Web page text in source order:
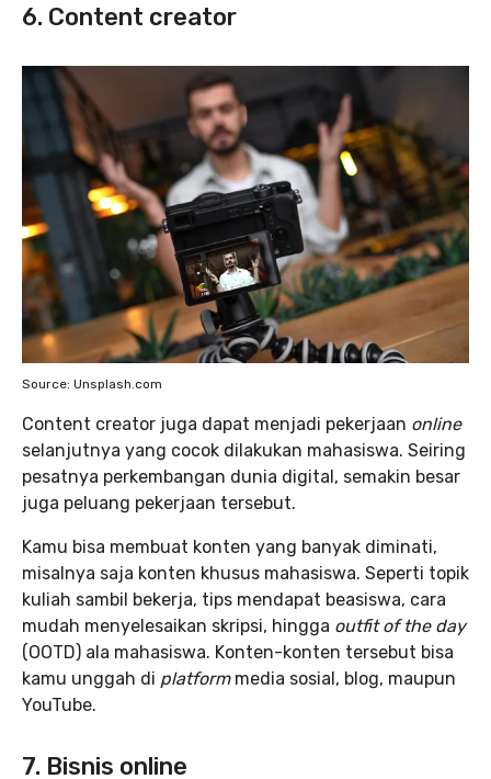
6. Content creator
Source: Unsplash.com
Content creator juga dapat menjadi pekerjaan online
selanjutnya yang cocok dilakukan mahasiswa. Seiring
pesatnya perkembangan dunia digital, semakin besar
juga peluang pekerjaan tersebut.
Kamu bisa membuat konten yang banyak diminati,
misalnya saja konten khusus mahasiswa. Seperti topik
kuliah sambil bekerja, tips mendapat beasiswa, cara
mudah menyelesaikan skripsi, hingga outfit of the day
(OOTD) ala mahasiswa. Konten-konten tersebut bisa
kamu unggah di platform media sosial, blog, maupun
YouTube.
7. Bisnis online